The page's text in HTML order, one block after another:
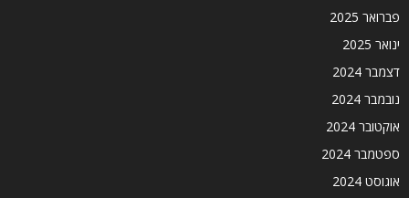
פברואר 2025
ינואר 2025
דצמבר 2024
נובמבר 2024
אוקטובר 2024
ספטמבר 2024
אוגוסט 2024